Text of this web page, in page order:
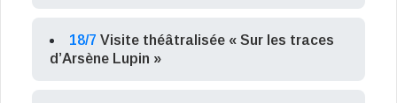
18/7 Visite théâtralisée « Sur les traces
d’Arsène Lupin »